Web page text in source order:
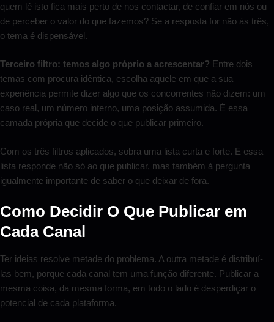
quem lê isto fica mais perto de nos contactar, de confiar em nós ou
de perceber o valor do que fazemos? Se a resposta for não às três,
o tema é dispensável.
Terceiro filtro: temos algo próprio a acrescentar? Entre dois
temas com procura idêntica, escolha aquele em que a sua
experiência permite dizer algo que os concorrentes não dizem: um
caso real, um número interno, uma posição assumida. É essa
camada própria que decide o que publicar primeiro.
Com os três filtros aplicados, sobra uma lista curta e forte. E essa
lista responde não só ao que publicar, mas também à pergunta
igualmente importante de saber o que deixar de fora.
Como Decidir O Que Publicar em
Cada Canal
Ter ideias resolve metade do problema. A outra metade é distribuí-
las bem, porque cada canal tem uma função diferente. Publicar a
mesma coisa, da mesma forma, em todo o lado é desperdiçar o
potencial de cada plataforma.